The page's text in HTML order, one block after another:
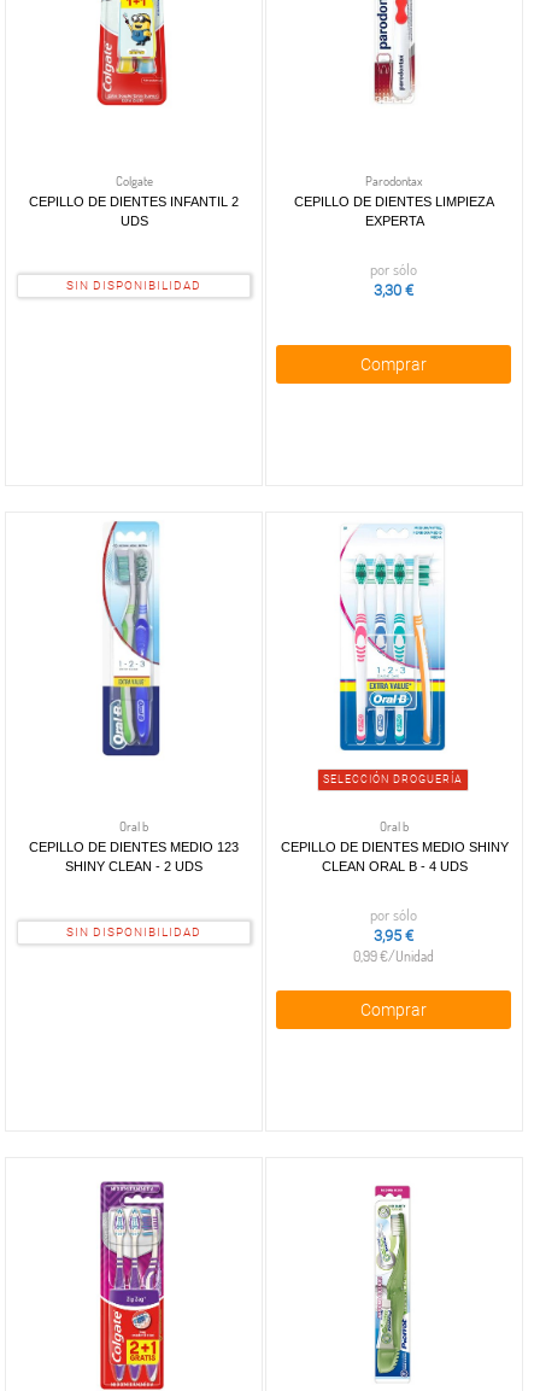
Colgate
CEPILLO DE DIENTES INFANTIL 2
UDS
SIN DISPONIBILIDAD
Parodontax
CEPILLO DE DIENTES LIMPIEZA
EXPERTA
por sólo
3,30 €
Comprar
Oral b
CEPILLO DE DIENTES MEDIO 123
SHINY CLEAN - 2 UDS
SIN DISPONIBILIDAD
SELECCIÓN DROGUERÍA
Oral b
CEPILLO DE DIENTES MEDIO SHINY
CLEAN ORAL B - 4 UDS
por sólo
3,95 €
0,99 €/Unidad
Comprar